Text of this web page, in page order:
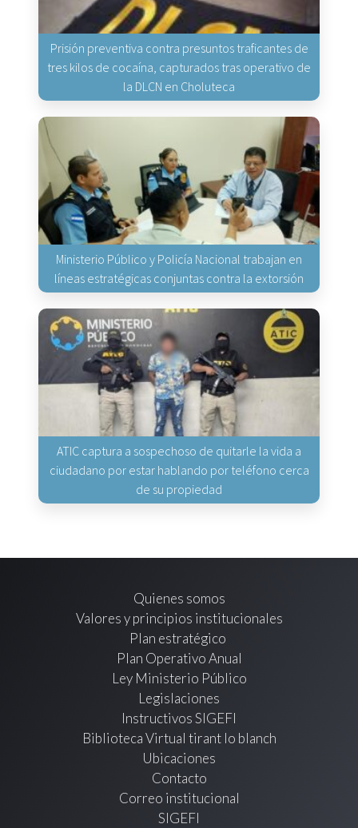
Prisión preventiva contra presuntos traficantes de
tres kilos de cocaína, capturados tras operativo de
la DLCN en Choluteca
Ministerio Público y Policía Nacional trabajan en
líneas estratégicas conjuntas contra la extorsión
ATIC captura a sospechoso de quitarle la vida a
ciudadano por estar hablando por teléfono cerca
de su propiedad
Quienes somos
Valores y principios institucionales
Plan estratégico
Plan Operativo Anual
Ley Ministerio Público
Legislaciones
Instructivos SIGEFI
Biblioteca Virtual tirant lo blanch
Ubicaciones
Contacto
Correo institucional
SIGEFI